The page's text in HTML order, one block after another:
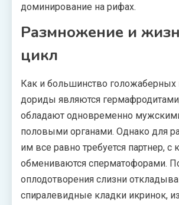
доминирование на рифах.
Размножение и
цикл
Как и большинство
дориды являются
обладают одновременно
половыми органами. Однако для
им все равно требуется партнер,
обмениваются сперматофорами.
оплодотворения слизни
спиралевидные кладки икринок,